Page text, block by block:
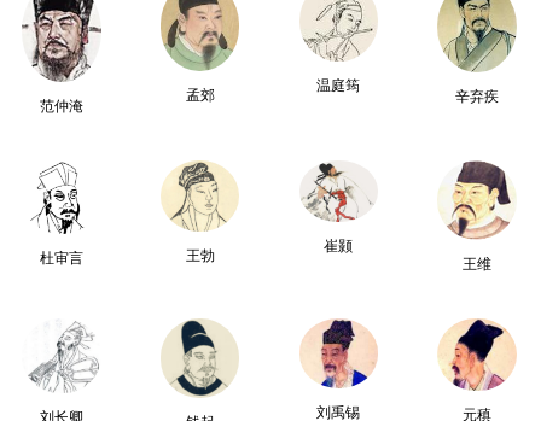
范仲淹
孟郊
温庭筠
辛弃疾
杜审言 王勃
崔颢
王维
刘长卿 刘禹锡 元稹